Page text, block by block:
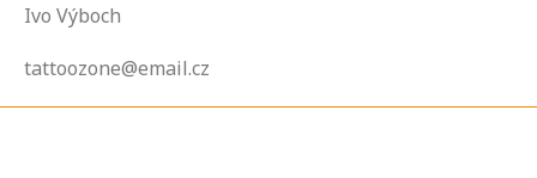
Ivo Výboch
tattoozone@email.cz